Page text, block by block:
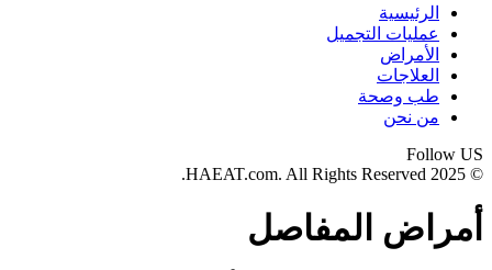
الرئيسية
عمليات التجميل
الأمراض
العلاجات
طب وصحة
من نحن
Follow US
© 2025 HAEAT.com. All Rights Reserved.
أمراض المفاصل